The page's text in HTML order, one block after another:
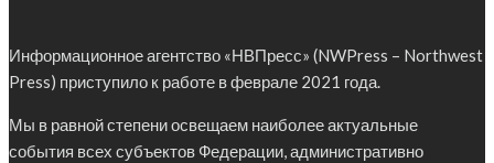
Информационное агентство «НВПресс» (NWPress – Northwest
Press) приступило к работе в феврале 2021 года.
Мы в равной степени освещаем наиболее актуальные
события всех субъектов Федерации, административно